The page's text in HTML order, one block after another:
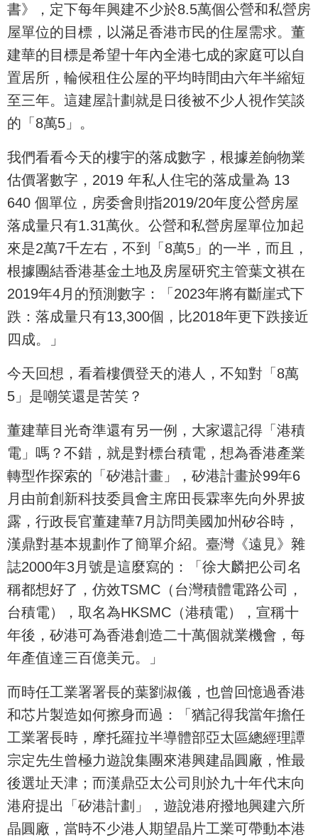
書》，定下每年興建不少於8.5萬個公營和私營房
屋單位的目標，以滿足香港市民的住屋需求。董
建華的目標是希望十年內全港七成的家庭可以自
置居所，輪候租住公屋的平均時間由六年半縮短
至三年。這建屋計劃就是日後被不少人視作笑談
的「8萬5」。
我們看看今天的樓宇的落成數字，根據差餉物業
估價署數字，2019 年私人住宅的落成量為 13
640 個單位，房委會則指2019/20年度公營房屋
落成量只有1.31萬伙。公營和私營房屋單位加起
來是2萬7千左右，不到「8萬5」的一半，而且，
根據團結香港基金土地及房屋研究主管葉文祺在
2019年4月的預測數字：「2023年將有斷崖式下
跌：落成量只有13,300個，比2018年更下跌接近
四成。」
今天回想，看着樓價登天的港人，不知對「8萬
5」是嘲笑還是苦笑？
董建華目光奇準還有另一例，大家還記得「港積
電」嗎？不錯，就是對標台積電，想為香港產業
轉型作探索的「矽港計畫」，矽港計畫於99年6
月由前創新科技委員會主席田長霖率先向外界披
露，行政長官董建華7月訪問美國加州矽谷時，
漢鼎對基本規劃作了簡單介紹。臺灣《遠見》雜
誌2000年3月號是這麼寫的：「徐大麟把公司名
稱都想好了，仿效TSMC（台灣積體電路公司，
台積電），取名為HKSMC（港積電），宣稱十
年後，矽港可為香港創造二十萬個就業機會，每
年產值達三百億美元。」
而時任工業署署長的葉劉淑儀，也曾回憶過香港
和芯片製造如何擦身而過：「猶記得我當年擔任
工業署長時，摩托羅拉半導體部亞太區總經理譚
宗定先生曾極力遊說集團來港興建晶圓廠，惟最
後選址天津；而漢鼎亞太公司則於九十年代末向
港府提出「矽港計劃」，遊說港府撥地興建六所
晶圓廠，當時不少港人期望晶片工業可帶動本港